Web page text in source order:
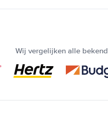
Wij vergelijken alle